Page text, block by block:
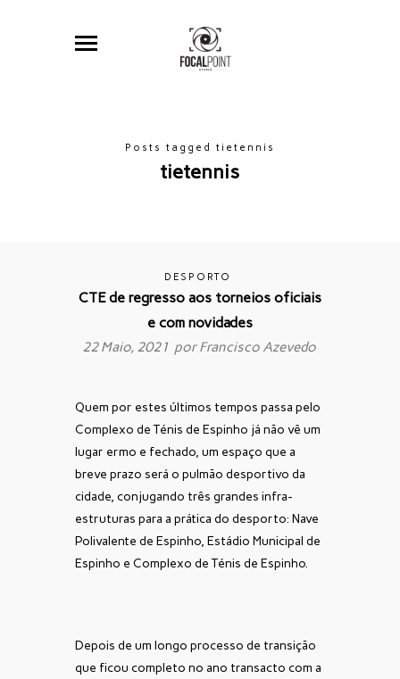
Posts tagged tietennis
tietennis
DESPORTO
CTE de regresso aos torneios oficiais
e com novidades
22 Maio, 2021 porFrancisco Azevedo
Quem por estes últimos tempos passa pelo
Complexo de Ténis de Espinho já não vê um
lugar ermo e fechado, um espaço que a
breve prazo será o pulmão desportivo da
cidade, conjugando três grandes infra-
estruturas para a prática do desporto: Nave
Polivalente de Espinho, Estádio Municipal de
Espinho e Complexo de Ténis de Espinho.
Depois de um longo processo de transição
que ficou completo no ano transacto com a